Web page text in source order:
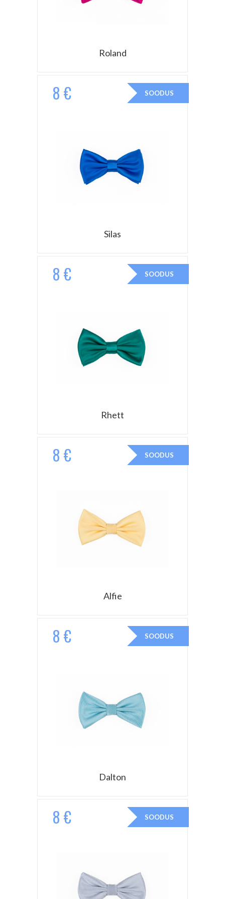
Roland
SOODUS
8 €
Silas
SOODUS
8 €
Rhett
SOODUS
8 €
Alfie
SOODUS
8 €
Dalton
SOODUS
8 €